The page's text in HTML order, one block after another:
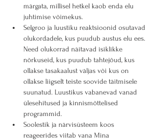
märgata, millisel hetkel kaob enda elu
juhtimise võimekus.
Selgroo ja luustiku reaktsioonid osutavad
olukordadele, kus puudub austus elu ees.
Need olukorrad näitavad isiklikke
nõrkuseid, kus puudub tahtejõud, kus
ollakse tasakaalust väljas või kus on
ollakse liigselt teiste soovide täitmisele
suunatud. Luustikus vabanevad vanad
ülesehitused ja kinnismõttelised
programmid.
Soolestik ja närvisüsteem koos
reageerides viitab vana Mina